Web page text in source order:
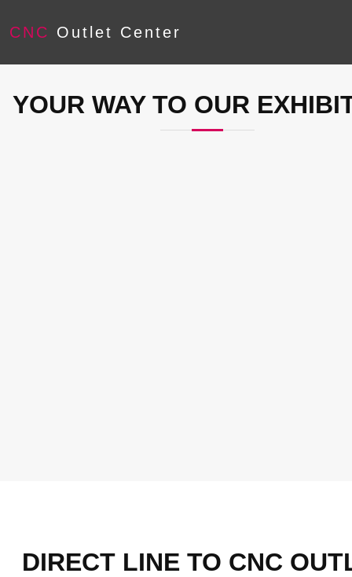
CNC Outlet Center
YOUR WAY TO OUR
DIRECT LINE TO CNC